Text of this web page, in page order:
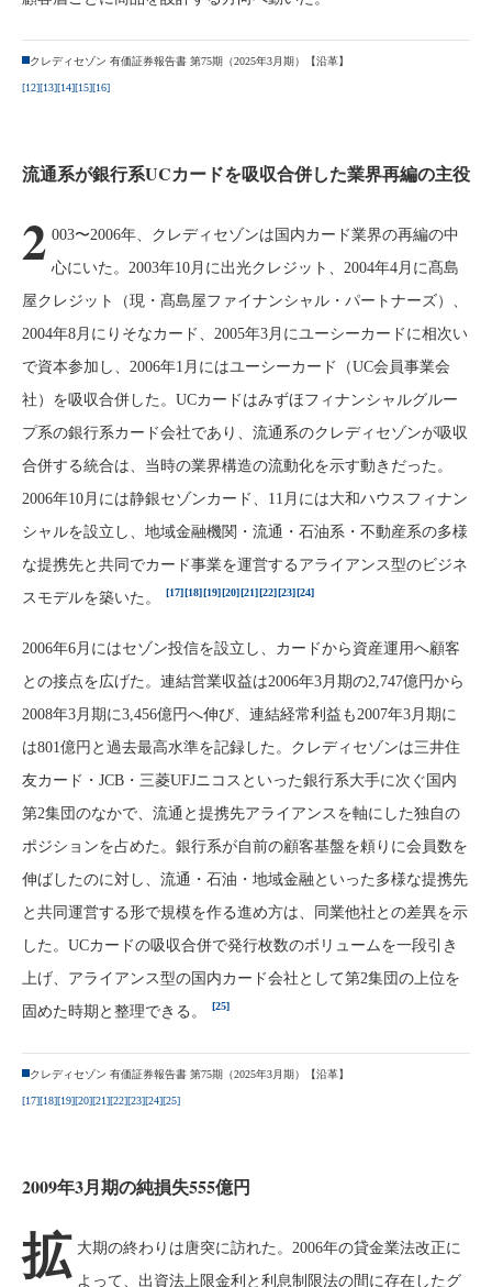
クレディセゾン 有価証券報告書 第75期（2025年3月期）【沿革】
[12][13][14][15][16]
流通系が銀行系UCカードを吸収合併した業界再編の主役
2 003〜2006年、クレディセゾンは国内カード業界の再編の中
心にいた。2003年10月に出光クレジット、2004年4月に髙島
屋クレジット（現・髙島屋ファイナンシャル・パートナーズ）、
2004年8月にりそなカード、2005年3月にユーシーカードに相次い
で資本参加し、2006年1月にはユーシーカード（UC会員事業会
社）を吸収合併した。UCカードはみずほフィナンシャルグルー
プ系の銀行系カード会社であり、流通系のクレディセゾンが吸収
合併する統合は、当時の業界構造の流動化を示す動きだった。
2006年10月には静銀セゾンカード、11月には大和ハウスフィナン
シャルを設立し、地域金融機関・流通・石油系・不動産系の多様
な提携先と共同でカード事業を運営するアライアンス型のビジネ
スモデルを築いた。
[17] [18] [19] [20] [21] [22] [23] [24]
2006年6月にはセゾン投信を設立し、カードから資産運用へ顧客
との接点を広げた。連結営業収益は2006年3月期の2,747億円から
2008年3月期に3,456億円へ伸び、連結経常利益も2007年3月期に
は801億円と過去最高水準を記録した。クレディセゾンは三井住
友カード・JCB・三菱UFJニコスといった銀行系大手に次ぐ国内
第2集団のなかで、流通と提携先アライアンスを軸にした独自の
ポジションを占めた。銀行系が自前の顧客基盤を頼りに会員数を
伸ばしたのに対し、流通・石油・地域金融といった多様な提携先
と共同運営する形で規模を作る進め方は、同業他社との差異を示
した。UCカードの吸収合併で発行枚数のボリュームを一段引き
上げ、アライアンス型の国内カード会社として第2集団の上位を
固めた時期と整理できる。
[25]
クレディセゾン 有価証券報告書 第75期（2025年3月期）【沿革】
[17][18][19][20][21][22][23][24][25]
2009年3月期の純損失555億円
拡 大期の終わりは唐突に訪れた。2006年の貸金業法改正に
よって、出資法上限金利と利息制限法の間に存在したグ